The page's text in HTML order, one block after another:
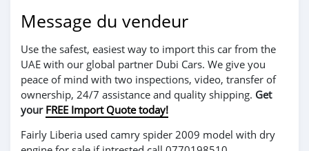
Message du vendeur
Use the safest, easiest way to import this car from the
UAE with our global partner Dubi Cars. We give you
peace of mind with two inspections, video, transfer of
ownership, 24/7 assistance and quality shipping. Get
your FREE Import Quote today!
Fairly Liberia used camry spider 2009 model with dry